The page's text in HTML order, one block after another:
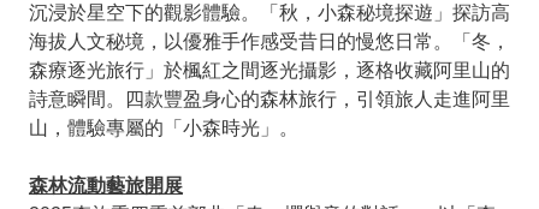
沉浸於星空下的觀影體驗。「秋，小森秘境探遊」探訪高
海拔人文秘境，以優雅手作感受昔日的慢悠日常。「冬，
森療逐光旅行」於楓紅之間逐光攝影，逐格收藏阿里山的
詩意瞬間。四款豐盈身心的森林旅行，引領旅人走進阿里
山，體驗專屬的「小森時光」。
森林流動藝旅開展